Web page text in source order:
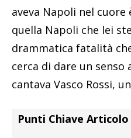
aveva Napoli nel
quella Napoli che lei
drammatica fatalità
cerca di dare un senso
cantava Vasco Rossi,
Punti Chiave Articolo